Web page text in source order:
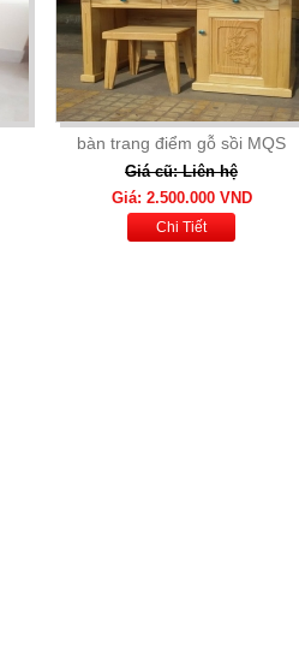
bàn trang điểm gỗ sồi MQS
Giá cũ: Liên hệ
Giá: 2.500.000 VND
Chi Tiết